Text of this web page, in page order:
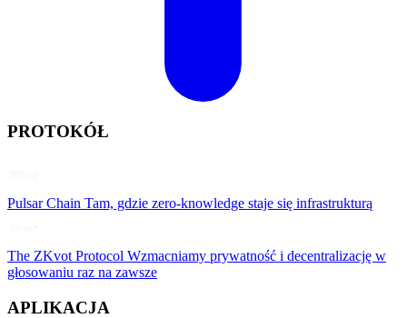
PROTOKÓŁ
Pulsar Chain Tam, gdzie zero-knowledge staje się infrastrukturą
The ZKvot Protocol Wzmacniamy prywatność i decentralizację w
głosowaniu raz na zawsze
APLIKACJA